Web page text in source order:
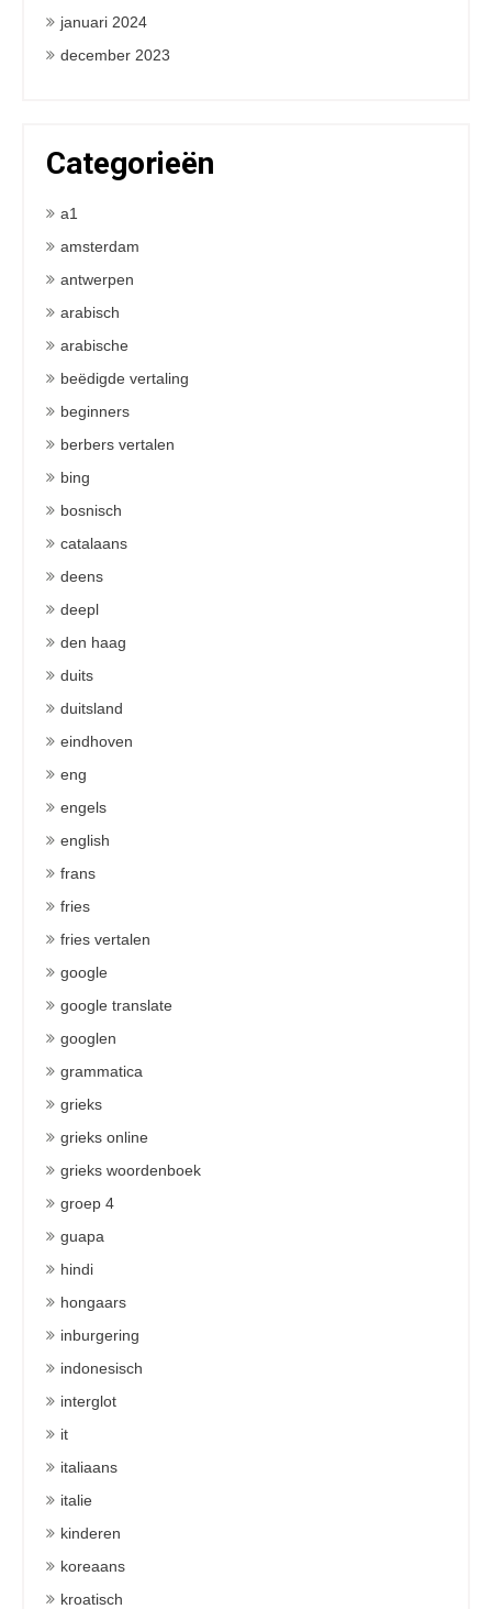
januari 2024
december 2023
Categorieën
a1
amsterdam
antwerpen
arabisch
arabische
beëdigde vertaling
beginners
berbers vertalen
bing
bosnisch
catalaans
deens
deepl
den haag
duits
duitsland
eindhoven
eng
engels
english
frans
fries
fries vertalen
google
google translate
googlen
grammatica
grieks
grieks online
grieks woordenboek
groep 4
guapa
hindi
hongaars
inburgering
indonesisch
interglot
it
italiaans
italie
kinderen
koreaans
kroatisch